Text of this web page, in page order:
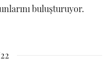
buluşturuyor.